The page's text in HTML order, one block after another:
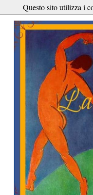
Questo sito utilizza i